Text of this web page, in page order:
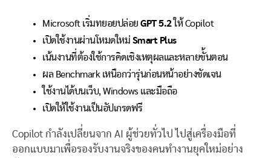
Microsoft เริ่มทยอยปล่อย GPT 5.2ให้ Copilot
เปิดใช้งานผ่านโหมดใหม่ Smart Plus
เน้นงานที่ต้องใช้การคิดเชิงเหตุผลและหลายขั้นตอน
ผล Benchmark เหนือกว่ารุ่นก่อนหน้าอย่างชัดเจน
ใช้งานได้บนเว็บ, Windows และมือถือ
เปิดให้ใช้งานเป็นอัปเกรดฟรี
Copilot กำลังเปลี่ยนจาก AI ผู้ช่วยทั่วไป ไปสู่เครื่องมือที่
ออกแบบมาเพื่อรองรับงานจริงของคนทำงานยุคใหม่อย่าง